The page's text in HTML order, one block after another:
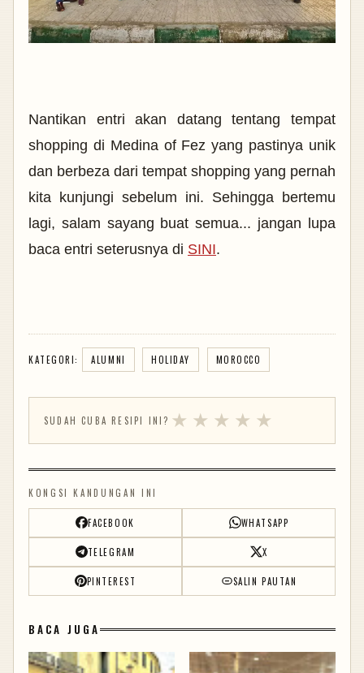
Nantikan entri akan datang tentang tempat
shopping di Medina of Fez yang pastinya unik
dan berbeza dari tempat shopping yang pernah
kita kunjungi sebelum ini. Sehingga bertemu
lagi, salam sayang buat semua... jangan lupa
baca entri seterusnya di SINI.
KATEGORI: ALUMNI HOLIDAY MOROCCO
SUDAH CUBA RESIPI INI? ★ ★ ★ ★ ★
KONGSI KANDUNGAN INI
FACEBOOK WHATSAPP
TELEGRAM X
PINTEREST SALIN PAUTAN
BACA JUGA